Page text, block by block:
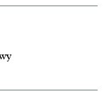
m. st. Warszawy